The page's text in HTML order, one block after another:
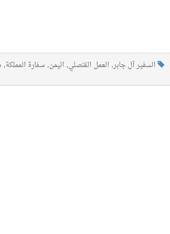
السفير آل جابر, العمل القنصلي, اليمن, سفارة المملكة,